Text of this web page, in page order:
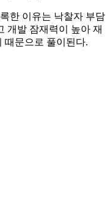
한 이유는 낙찰자 부담
개발 잠재력이 높아 재
때문으로 풀이된다.